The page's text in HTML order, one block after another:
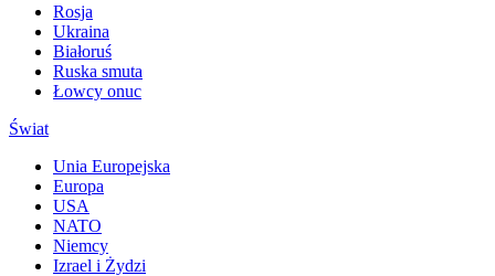
Rosja
Ukraina
Białoruś
Ruska smuta
Łowcy onuc
Świat
Unia Europejska
Europa
USA
NATO
Niemcy
Izrael i Żydzi